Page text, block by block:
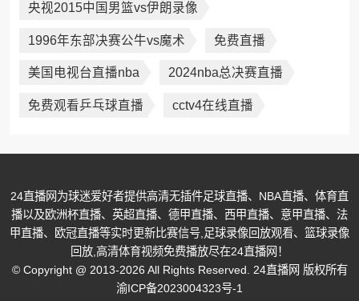
央视2015中国男篮vs伊朗录像
1996年东部决赛公牛vs魔术 免费直播
美国电视台直播nba 2024nba总决赛直播
免费观看乒乓球直播 cctv4在线直播
24直播网为球迷爱好者提供高清无插件足球直播、NBA直播、体育直
播以及欧洲杯直播、英超直播、德甲直播、西甲直播、意甲直播、法
甲直播、欧冠直播等实时更新比赛信号,足球录像回放观看、篮球录像
回放,高清体育视频免费播放尽在24直播网！
© Copyright @ 2013-2026 All Rights Reserved. 24直播网 版权所有
渝ICP备2023004323号-1